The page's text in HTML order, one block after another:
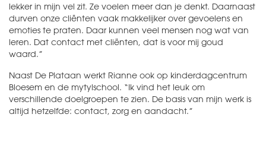
lekker in mijn vel zit. Ze voelen meer dan je denkt. Daarnaast
durven onze cliënten vaak makkelijker over gevoelens en
emoties te praten. Daar kunnen veel mensen nog wat van
leren. Dat contact met cliënten, dat is voor mij goud
waard.”
Naast De Plataan werkt Rianne ook op kinderdagcentrum
Bloesem en de mytylschool. “Ik vind het leuk om
verschillende doelgroepen te zien. De basis van mijn werk is
altijd hetzelfde: contact, zorg en aandacht.”